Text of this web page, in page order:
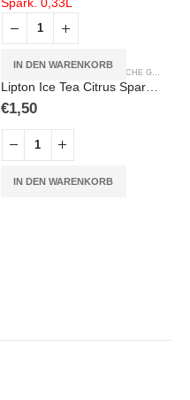
IN DEN WARENKORB
NICHT ALKOHOLISCHE GETRÄNKE
Lipton Ice Tea Citrus Spark. 0,33L
€1,50
IN DEN WARENKORB